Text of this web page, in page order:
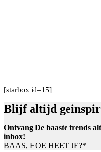
[starbox id=15]
Blijf altijd
Ontvang De baaste trends
inbox!
BAAS, HOE HEET JE?*